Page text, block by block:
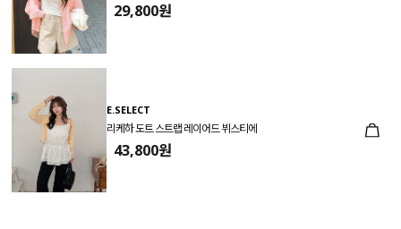
29,800원
E.SELECT
리케하 도트 스트랩 레이어드 뷔스티에
43,800원